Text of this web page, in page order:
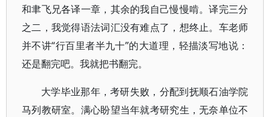
和聿飞兄各译一章，其余的我自己慢慢啃。译完三分
之二，我觉得语法词汇没有难点了，想终止。车老师
并不讲“行百里者半九十”的大道理，轻描淡写地说：
还是翻完吧。我就把书翻完。
大学毕业那年，考研失败，分配到抚顺石油学院
马列教研室。满心盼望当年就考研究生，无奈单位不